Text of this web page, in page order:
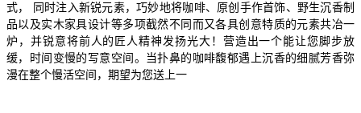
式，
同时注入新锐元素，巧妙地将咖啡、原创手作首饰、野生沉香制
品以及实木家具设计等多项截然不同而又各具创意特质的元素共冶一
炉，并锐意将前人的匠人精神发扬光大！营造出一个能让您脚步放
缓，时间变慢的写意空间。当扑鼻的咖啡馥郁遇上沉香的细腻芳香弥
漫在整个慢活空间，期望为您送上一